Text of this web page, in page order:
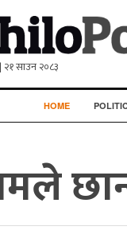
साउन २०८३
HOME